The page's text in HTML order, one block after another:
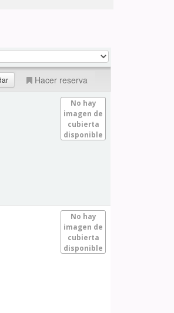
Hacer reserva
No hay
imagen de
cubierta
disponible
No hay
imagen de
cubierta
disponible